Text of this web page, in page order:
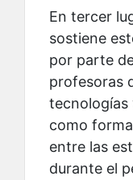
En tercer
sostiene
por parte
profesoras
tecnologías
como
entre las
durante el